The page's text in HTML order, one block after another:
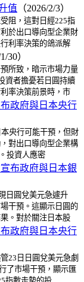
值 （2026/2/3）
阻，這對日經225指
於出口導向型企業財
利率決策的鴿派解
30）
所致，暗示市場力量
資者擔憂若日圓持續
率決策前景時，市
政府與日本央行
央行可能干預，但財
對出口導向型企業構
投資人應密
布政府與日本銀
日圓兌美元急遽升
干預。這顯示日圓的
。對於關注日本股
政府與日本央行
23日日圓兌美元急劇
了市場干預，顯示匯